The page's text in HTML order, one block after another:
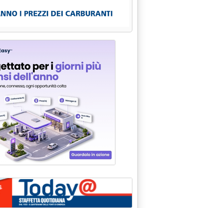
(straordinaria) dell'Opec'